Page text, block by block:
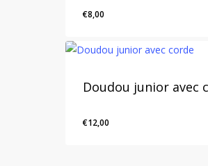
€8,00
Doudou junior avec
€12,00